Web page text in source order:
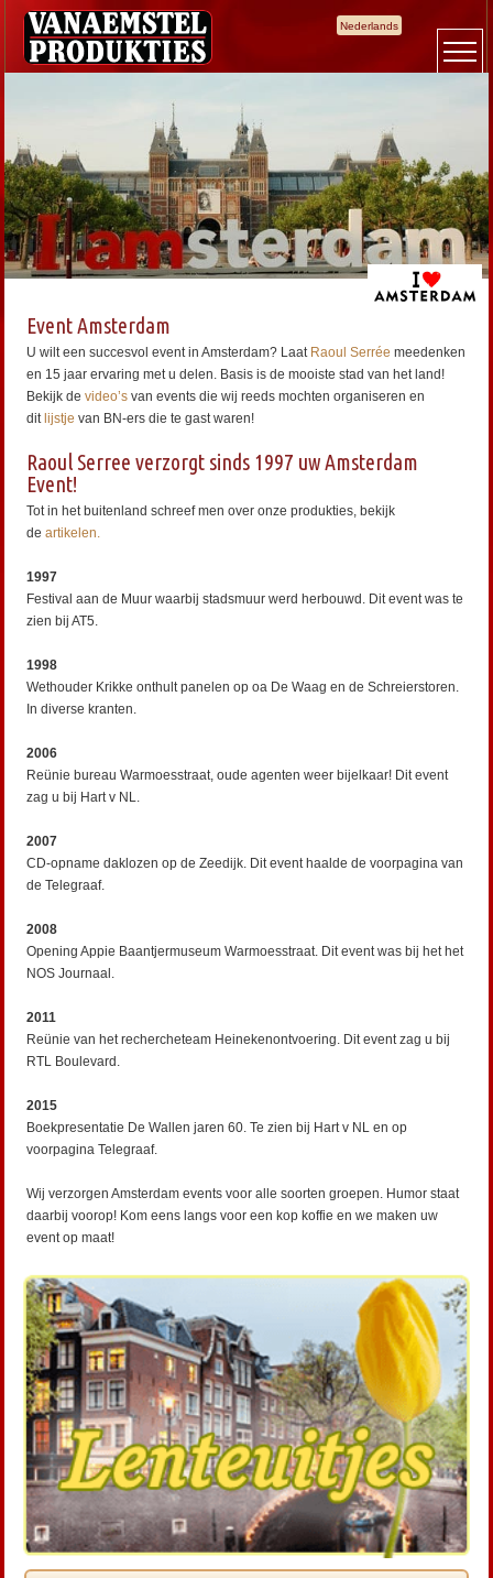
Nederlands
Event Amsterdam
U wilt een succesvol event in Amsterdam? Laat Raoul Serrée meedenken
en 15 jaar ervaring met u delen. Basis is de mooiste stad van het land!
Bekijk devideo’s van events die wij reeds mochten organiseren en
dit lijstje van BN-ers die te gast waren!
Raoul Serree verzorgt sinds 1997 uw Amsterdam
Event!
Tot in het buitenland schreef men over onze produkties, bekijk
deartikelen.
1997
Festival aan de Muur waarbij stadsmuur werd herbouwd. Dit event was te
zien bij AT5.
1998
Wethouder Krikke onthult panelen op oa De Waag en de Schreierstoren.
In diverse kranten.
2006
Reünie bureau Warmoesstraat, oude agenten weer bijelkaar! Dit event
zag u bij Hart v NL.
2007
CD-opname daklozen op de Zeedijk. Dit event haalde de voorpagina van
de Telegraaf.
2008
Opening Appie Baantjermuseum Warmoesstraat. Dit event was bij het het
NOS Journaal.
2011
Reünie van het rechercheteam Heinekenontvoering. Dit event zag u bij
RTL Boulevard.
2015
Boekpresentatie De Wallen jaren 60. Te zien bij Hart v NL en op
voorpagina Telegraaf.
Wij verzorgen Amsterdam events voor alle soorten groepen. Humor staat
daarbij voorop! Kom eens langs voor een kop koffie en we maken uw
event op maat!